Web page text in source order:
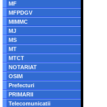
MF
MFPDGV
MIMMC
MJ
MS
MT
MTCT
NOTARIAT
OSIM
Prefecturi
PRIMARII
Telecomunicatii